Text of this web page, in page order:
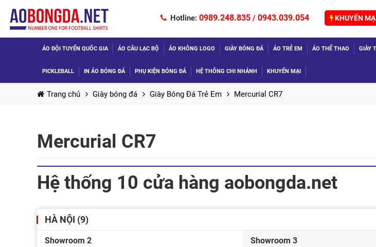
Hotline: 0989.248.835 / 0943.039.054 KHUYẾN
ÁO ĐỘI TUYỂN QUỐC GIA ÁO CÂU LẠC BỘ ÁO KHÔNG LOGO GIÀY BÓNG ĐÁ ÁO TRẺ EM ÁO THỂ THAO GIÀY
PICKLEBALL IN ÁO BÓNG ĐÁ PHỤ KIỆN BÓNG ĐÁ HỆ THỐNG CHI NHÁNH KHUYẾN MẠI
Trang chủ Giày bóng đá Giày Bóng Đá Trẻ Em Mercurial CR7
Mercurial CR7
Hệ thống 10 cửa hàng aobongda.net
HÀ NỘI (9)
Showroom 2 Showroom 3